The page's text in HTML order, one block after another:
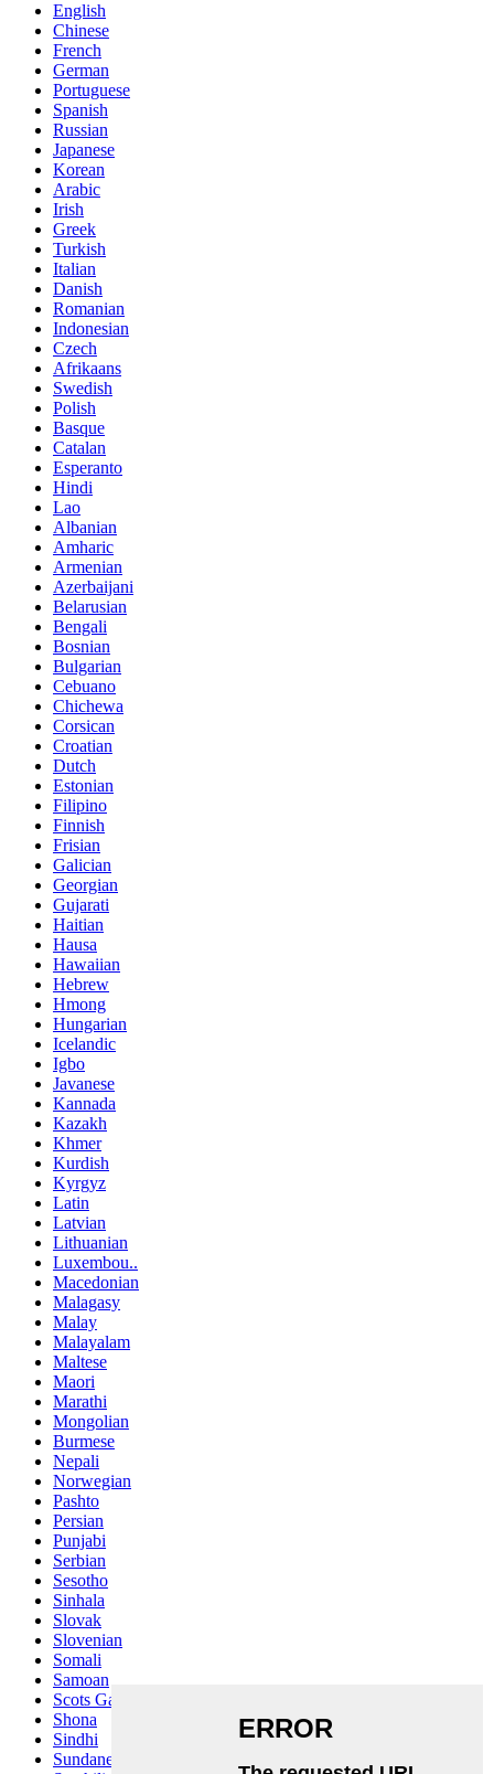
English
Chinese
French
German
Portuguese
Spanish
Russian
Japanese
Korean
Arabic
Irish
Greek
Turkish
Italian
Danish
Romanian
Indonesian
Czech
Afrikaans
Swedish
Polish
Basque
Catalan
Esperanto
Hindi
Lao
Albanian
Amharic
Armenian
Azerbaijani
Belarusian
Bengali
Bosnian
Bulgarian
Cebuano
Chichewa
Corsican
Croatian
Dutch
Estonian
Filipino
Finnish
Frisian
Galician
Georgian
Gujarati
Haitian
Hausa
Hawaiian
Hebrew
Hmong
Hungarian
Icelandic
Igbo
Javanese
Kannada
Kazakh
Khmer
Kurdish
Kyrgyz
Latin
Latvian
Lithuanian
Luxembou..
Macedonian
Malagasy
Malay
Malayalam
Maltese
Maori
Marathi
Mongolian
Burmese
Nepali
Norwegian
Pashto
Persian
Punjabi
Serbian
Sesotho
Sinhala
Slovak
Slovenian
Somali
Samoan
Scots Gaelic
Shona
Sindhi
Sundanese